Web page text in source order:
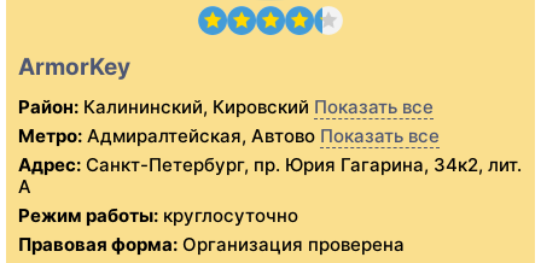
ArmorKey
Район: Калининский, Кировский Показать все
Метро: Адмиралтейская, Автово Показать все
Адрес: Санкт-Петербург, пр. Юрия Гагарина, 34к2, лит.
А
Режим работы: круглосуточно
Правовая форма: Организация проверена